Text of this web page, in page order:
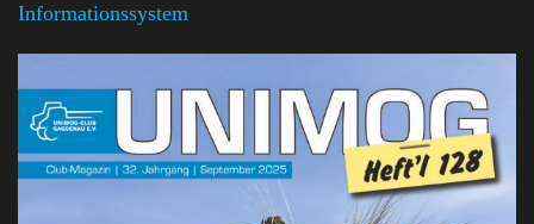
Informationssystem